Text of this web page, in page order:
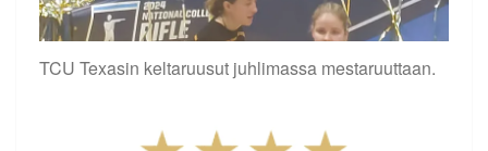
TCU Texasin keltaruusut juhlimassa mestaruuttaan.